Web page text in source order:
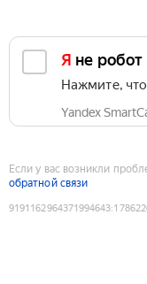
Я не робот
Нажмите,
Yandex
Если у вас возникли
обратной связи
9191162964371994643: